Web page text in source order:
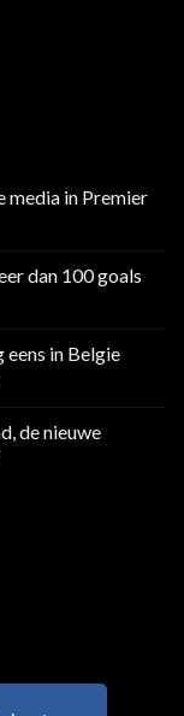
media in Premier
dan 100 goals
eens in Belgie
de nieuwe